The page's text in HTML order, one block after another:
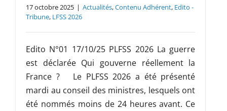
17 octobre 2025 | Actualités,Contenu Adhérent, Edito -
Tribune, LFSS 2026
Edito N°01 17/10/25 PLFSS 2026 La guerre
est déclarée Qui gouverne réellement la
France ? Le PLFSS 2026 a été présenté
mardi au conseil des ministres, lesquels ont
été nommés moins de 24 heures avant. Ce